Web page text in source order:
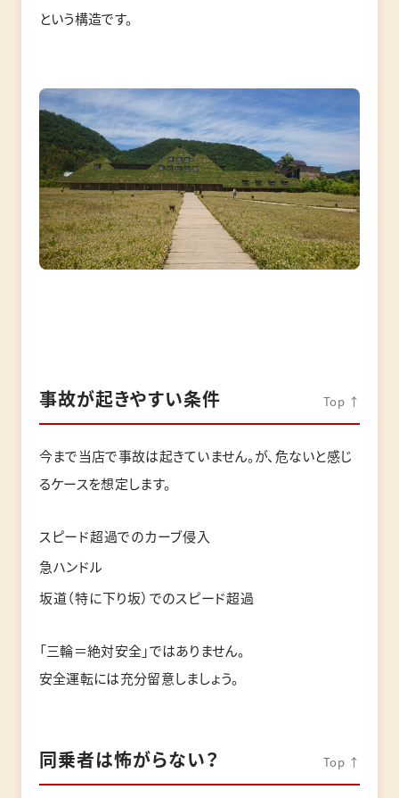
という構造です。
事故が起きやすい条件 Top ↑
今まで当店で事故は起きていません。が、危ないと感じ
るケースを想定します。
スピード超過でのカーブ侵入
急ハンドル
坂道（特に下り坂）でのスピード超過
「三輪＝絶対安全」ではありません。
安全運転には充分留意しましょう。
同乗者は怖がらない？ Top ↑